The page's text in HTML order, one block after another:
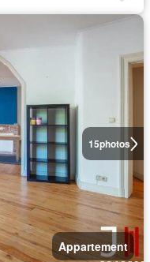
15photos
Appartement